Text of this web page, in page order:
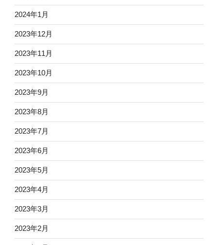
2024年1月
2023年12月
2023年11月
2023年10月
2023年9月
2023年8月
2023年7月
2023年6月
2023年5月
2023年4月
2023年3月
2023年2月